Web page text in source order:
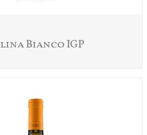
Bianco IGP